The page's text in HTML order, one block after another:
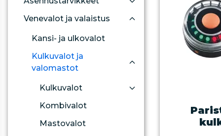
Venevalot ja valaistus
Kansi- ja ulkovalot
Kulkuvalot ja
valomastot
Kulkuvalot
Kombivalot
Mastovalot